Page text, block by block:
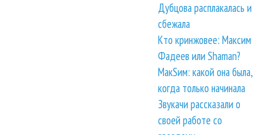
Дубцова расплакалась и
сбежала
Кто кринжовее: Максим
Фадеев или Shaman?
МакSим: какой она была,
когда только начинала
Звукачи рассказали о
своей работе со